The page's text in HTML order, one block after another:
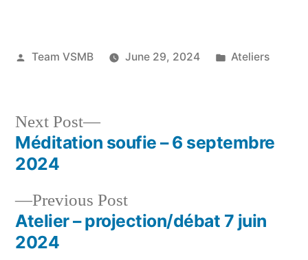
Posted
Team VSMB June 29, 2024
Posted
Ateliers
Post
navigation
Previous PostPrevious
post:
Atelier – projection/débat 7 juin
2024
Next Post
Next
post:
Méditation soufie – 6 septembre
2024